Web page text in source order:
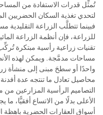
تُمثِّل قدرات الاستفادة من
لتحدي تغذية السكان الحضريين
فبينما تتطلَّب الزراعة
للزراعة، فإن أنظمة الزراعة
تقنيات زراعية رأسية مبتكرة
مساحات مدمَّجة. ويمكن لهذه
واحدًا أو سطحَ مبنى إلى منشأة
محاصيل تعادل ما تنتجه عدة
التصاميم الرأسية المزارعين من
الأعلى بدلًا من الاتساع أفقيًّا، ما
أسواق العقارات الحضرية باهظة